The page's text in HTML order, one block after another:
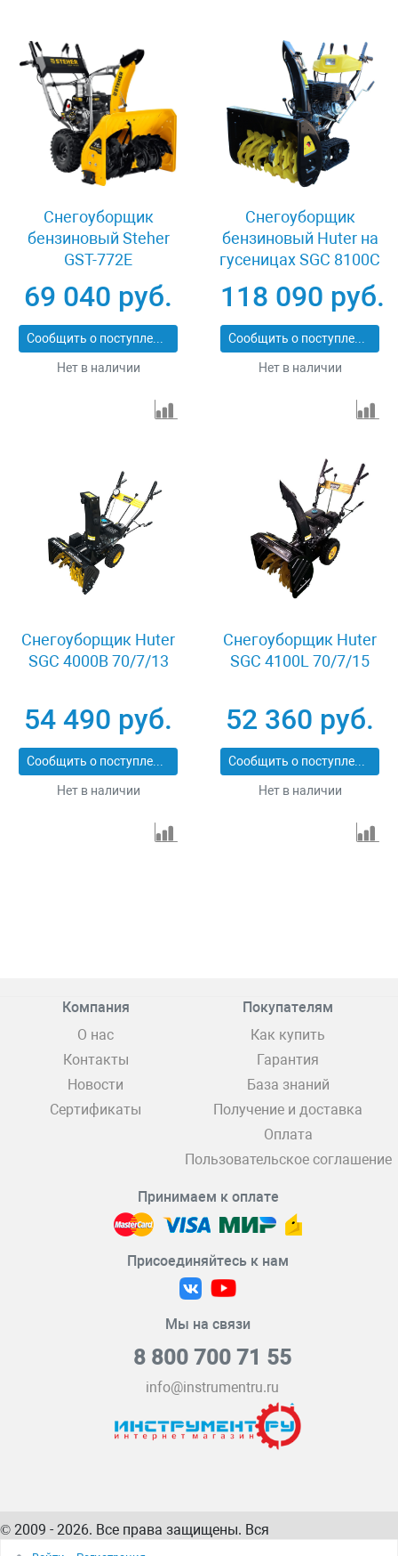
Снегоуборщик
бензиновый Steher
GST-772E
69 040 руб.
Сообщить о поступлении
Нет в наличии
Снегоуборщик
бензиновый Huter на
гусеницах SGC 8100C
118 090 руб.
Сообщить о поступлении
Нет в наличии
Снегоуборщик Huter
SGC 4000B 70/7/13
54 490 руб.
Сообщить о поступлении
Нет в наличии
Снегоуборщик Huter
SGC 4100L 70/7/15
52 360 руб.
Сообщить о поступлении
Нет в наличии
Компания
О нас
Контакты
Новости
Сертификаты
Покупателям
Как купить
Гарантия
База знаний
Получение и доставка
Оплата
Пользовательское соглашение
Принимаем к оплате
Присоединяйтесь к нам
Мы на связи
8 800 700 71 55
info@instrumentru.ru
© 2009 - 2026. Все права защищены. Вся
информация на сайте – собственность